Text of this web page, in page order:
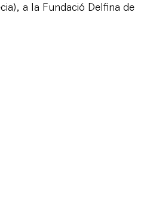
a la Fundació Delfina de